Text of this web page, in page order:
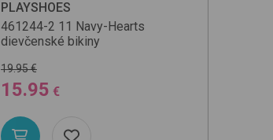
PLAYSHOES
461244-2 11 Navy-Hearts
dievčenské bikiny
19.95 €
15.95 €